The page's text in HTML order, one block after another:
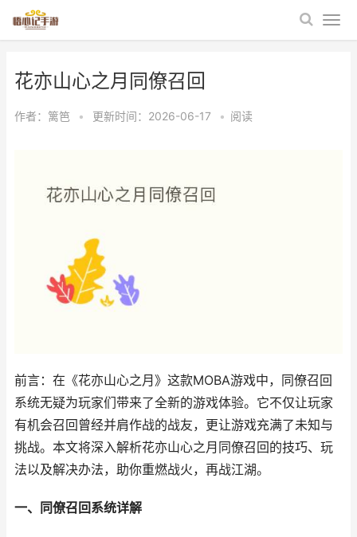
花亦山心之月同僚召回
作者： 篱笆 • 更新时间：2026-06-17 • 阅读
前言：在《花亦山心之月》这款MOBA游戏中，同僚召回
系统无疑为玩家们带来了全新的游戏体验。它不仅让玩家
有机会召回曾经并肩作战的战友，更让游戏充满了未知与
挑战。本文将深入解析花亦山心之月同僚召回的技巧、玩
法以及解决办法，助你重燃战火，再战江湖。
一、同僚召回系统详解